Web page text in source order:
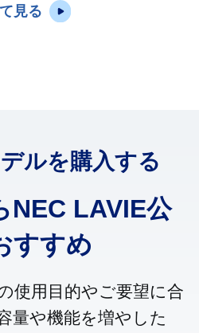
見る
ルを購入する
NEC LAVIE公
すすめ
使用目的やご要望に合
量や機能を増やした